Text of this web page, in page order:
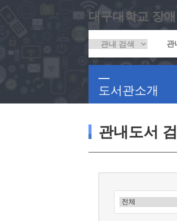
대구대학교 장
도서관소개
관내도서